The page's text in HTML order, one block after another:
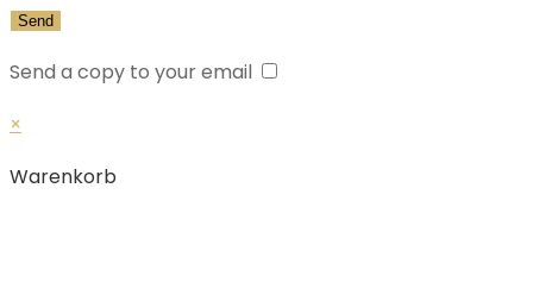
Send a copy to your email
×
Warenkorb